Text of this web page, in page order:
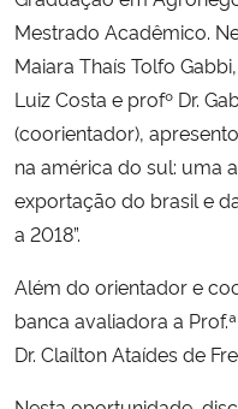
Controladoria-Geral da União
Ministério da Mulher, da Família
Secretaria-Geral
Gabinete de Segurança
Mestrado Acadêmico.
Maiara Thaís Tolfo
Luiz Costa e profº Dr.
(coorientador),
na américa do sul: uma
exportação do brasil e
a 2018”.
Além do orientador e
banca avaliadora a
Dr. Claílton Ataídes de